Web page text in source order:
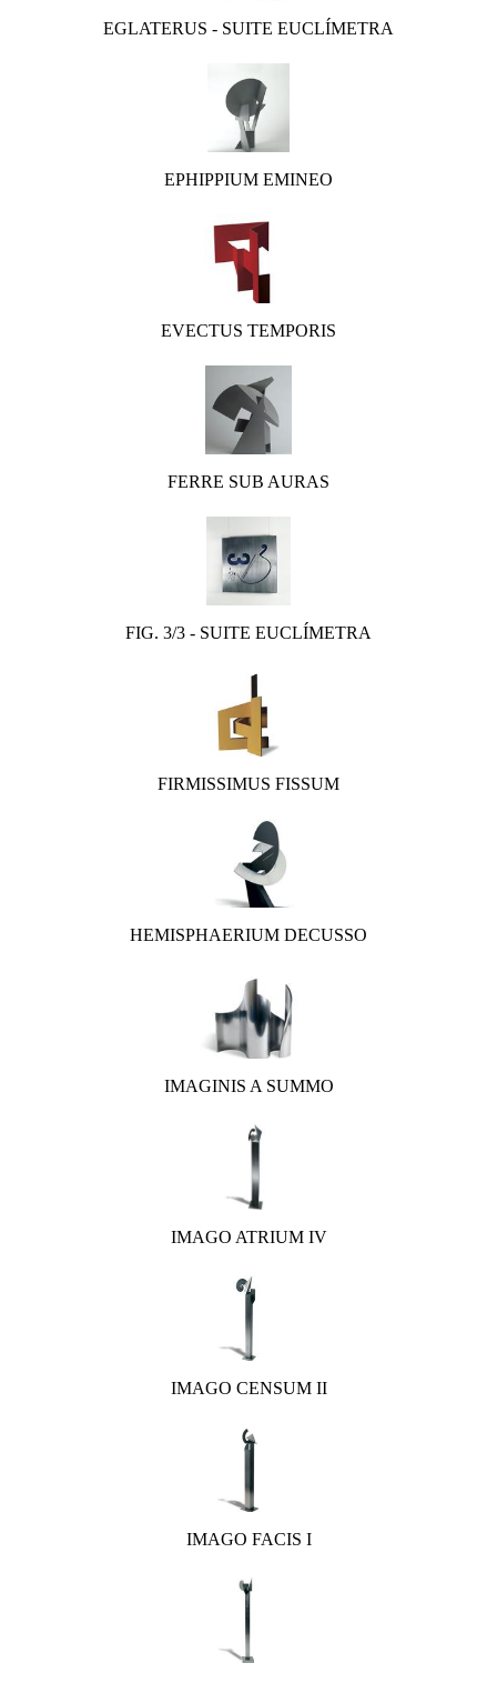
EGLATERUS - SUITE EUCLÍMETRA
EPHIPPIUM EMINEO
EVECTUS TEMPORIS
FERRE SUB AURAS
FIG. 3/3 - SUITE EUCLÍMETRA
FIRMISSIMUS FISSUM
HEMISPHAERIUM DECUSSO
IMAGINIS A SUMMO
IMAGO ATRIUM IV
IMAGO CENSUM II
IMAGO FACIS I